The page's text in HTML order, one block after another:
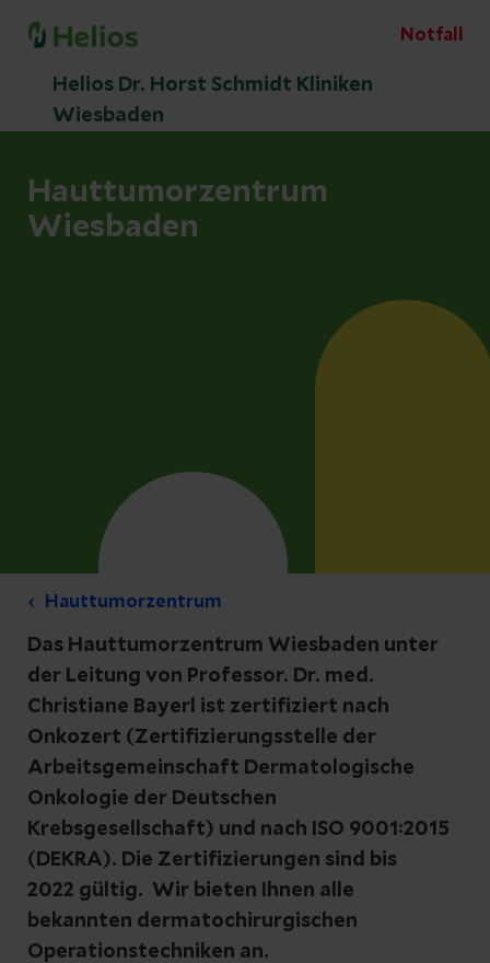
Notfall
Helios Dr. Horst Schmidt Kliniken
Wiesbaden
Hauttumorzentrum
Wiesbaden
Hauttumorzentrum
Das Hauttumorzentrum Wiesbaden unter
der Leitung von Professor. Dr. med.
Christiane Bayerl ist zertifiziert nach
Onkozert (Zertifizierungsstelle der
Arbeitsgemeinschaft Dermatologische
Onkologie der Deutschen
Krebsgesellschaft) und nach ISO 9001:2015
(DEKRA). Die Zertifizierungen sind bis
2022 gültig. Wir bieten Ihnen alle
bekannten dermatochirurgischen
Operationstechniken an.